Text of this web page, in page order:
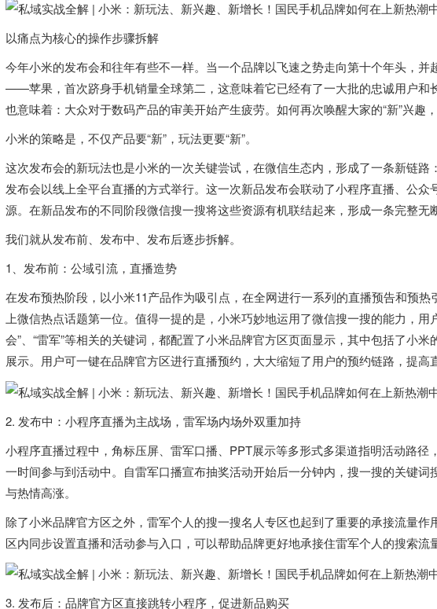
以痛点为核心的操作步骤拆解
今年小米的发布会和往年有些不一样。当一个品牌以飞速之势走向第十个年头，并
——苹果，首次跻身手机销量全球第二，这意味着它已经有了一大批的忠诚用户和
也意味着：大众对于数码产品的审美开始产生疲劳。如何再次唤醒大家的“新”兴趣
小米的策略是，不仅产品要“新”，玩法更要“新”。
这次发布会的新玩法也是小米的一次关键尝试，在微信生态内，形成了一条新链路
发布会以线上全平台直播的方式举行。这一次新品发布会联动了小程序直播、公众
源。在新品发布的不同阶段微信搜一搜将这些资源有机联结起来，形成一条完整无
我们就从发布前、发布中、发布后逐步拆解。
1、发布前：公域引流，直播造势
在发布预热阶段，以小米11产品作为吸引点，在全网进行一系列的直播预告和预热
上微信热点话题第一位。值得一提的是，小米巧妙地运用了微信搜一搜的能力，用
会”、“雷军”等相关的关键词，都配置了小米品牌官方区页面显示，其中包括了小
展示。用户可一键在品牌官方区进行直播预约，大大缩短了用户的预约链路，提高
2. 发布中：小程序直播为主战场，雷军场内场外双重加持
小程序直播过程中，角标压屏、雷军口播、PPT展示等多形式多渠道指明活动路径
一时间参与到活动中。自雷军口播宣布抽奖活动开始后一分钟内，搜一搜的关键词
与热情高涨。
除了小米品牌官方区之外，雷军个人的搜一搜名人专区也起到了重要的承接流量
区内同步设置直播和活动参与入口，可以帮助品牌更好地承接住雷军个人的搜索流
3. 发布后：品牌官方区直接跳转小程序，促进新品购买